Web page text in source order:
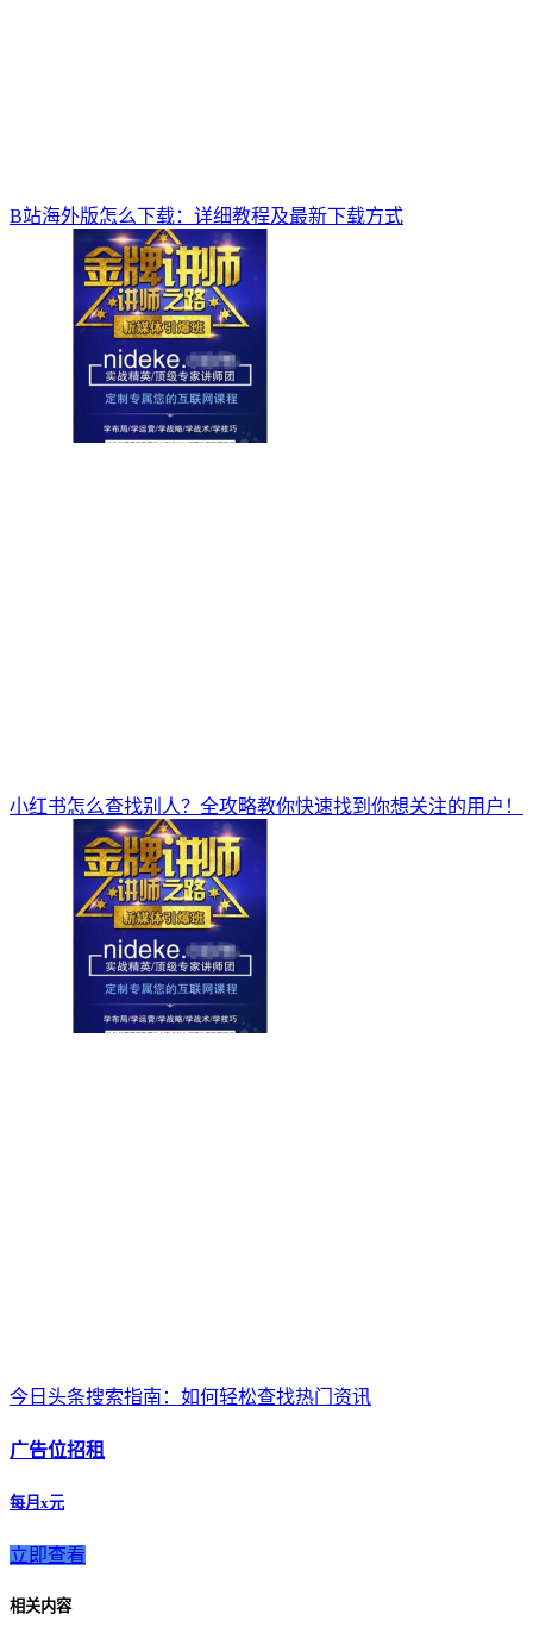
B站海外版怎么下载：详细教程及最新下载方式
小红书怎么查找别人？全攻略教你快速找到你想关注的用户！
今日头条搜索指南：如何轻松查找热门资讯
广告位招租
每月x元
立即查看
相关内容